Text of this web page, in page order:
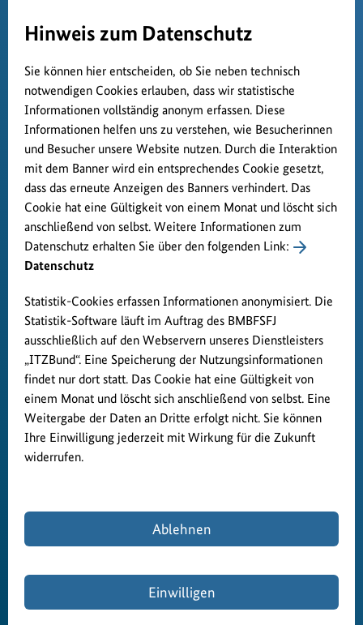
Hinweis zum Datenschutz
Sie können hier entscheiden, ob Sie neben technisch
notwendigen Cookies erlauben, dass wir statistische
Informationen vollständig anonym erfassen. Diese
Informationen helfen uns zu verstehen, wie Besucherinnen
und Besucher unsere Website nutzen. Durch die Interaktion
mit dem Banner wird ein entsprechendes Cookie gesetzt,
dass das erneute Anzeigen des Banners verhindert. Das
Cookie hat eine Gültigkeit von einem Monat und löscht sich
anschließend von selbst. Weitere Informationen zum
Datenschutz erhalten Sie über den folgenden Link:
Datenschutz
Statistik-Cookies erfassen Informationen anonymisiert. Die
Statistik-Software läuft im Auftrag des BMBFSFJ
ausschließlich auf den Webservern unseres Dienstleisters
„ITZBund“. Eine Speicherung der Nutzungsinformationen
findet nur dort statt. Das Cookie hat eine Gültigkeit von
einem Monat und löscht sich anschließend von selbst. Eine
Weitergabe der Daten an Dritte erfolgt nicht. Sie können
Ihre Einwilligung jederzeit mit Wirkung für die Zukunft
widerrufen.
Ablehnen
Einwilligen